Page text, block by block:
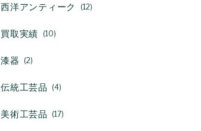
西洋アンティーク 12
買取実績 10
漆器 2
伝統工芸品 4
美術工芸品 17